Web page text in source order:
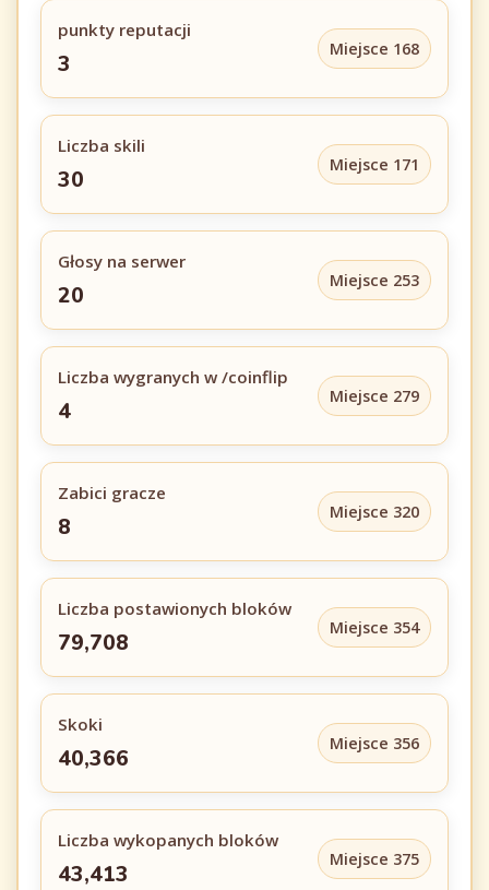
punkty reputacji
3
Miejsce 168
Liczba skili
30
Miejsce 171
Głosy na serwer
20
Miejsce 253
Liczba wygranych w /coinflip
4
Miejsce 279
Zabici gracze
8
Miejsce 320
Liczba postawionych bloków
79,708
Miejsce 354
Skoki
40,366
Miejsce 356
Liczba wykopanych bloków
43,413
Miejsce 375